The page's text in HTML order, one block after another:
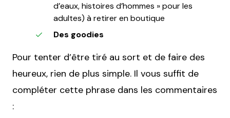
d’eaux, histoires d’hommes » pour les
adultes) à retirer en boutique
Des goodies
Pour tenter d’être tiré au sort et de faire des
heureux, rien de plus simple. Il vous suffit de
compléter cette phrase dans les commentaires
: